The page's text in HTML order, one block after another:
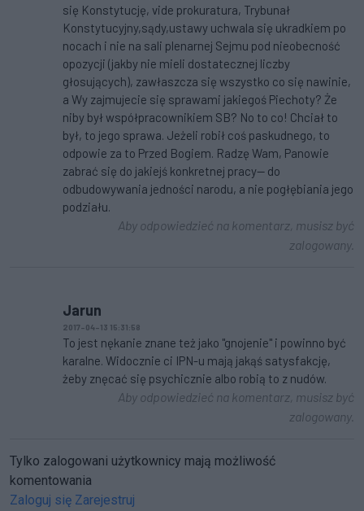
się Konstytucję, vide prokuratura, Trybunał
Konstytucyjny,sądy,ustawy uchwala się ukradkiem po
nocach i nie na sali plenarnej Sejmu pod nieobecność
opozycji (jakby nie mieli dostatecznej liczby
głosujących), zawłaszcza się wszystko co się nawinie,
a Wy zajmujecie się sprawami jakiegoś Piechoty? Że
niby był współpracownikiem SB? No to co! Chciał to
był, to jego sprawa. Jeżeli robił coś paskudnego, to
odpowie za to Przed Bogiem. Radzę Wam, Panowie
zabrać się do jakiejś konkretnej pracy-- do
odbudowywania jedności narodu, a nie pogłębiania jego
podziału.
Aby odpowiedzieć na komentarz, musisz być
zalogowany.
Jarun
2017-04-13 15:31:58
To jest nękanie znane też jako "gnojenie" i powinno być
karalne. Widocznie ci IPN-u mają jakąś satysfakcję,
żeby znęcać się psychicznie albo robią to z nudów.
Aby odpowiedzieć na komentarz, musisz być
zalogowany.
Tylko zalogowani użytkownicy mają możliwość
komentowania
Zaloguj się Zarejestruj